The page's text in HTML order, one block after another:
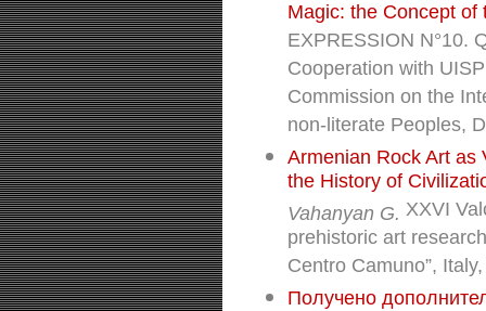
Magic: the Concept
EXPRESSION N°10.
Cooperation with
Commission on the
non-literate Peoples,
Armenian Rock Art as
the History of
Vahanyan G. XXVI
prehistoric art
Centro Camuno”,
Получено